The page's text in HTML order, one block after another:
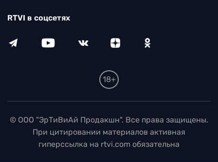
RTVI в соцсетях
18+
© ООО "ЭрТиВиАй Продакшн". Все права защищены.
При цитировании материалов активная
гиперссылка на rtvi.com обязательна